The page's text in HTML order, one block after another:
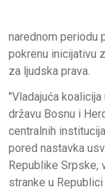
narednom periodu
pokrenu inicijativu
za ljudska prava.
"Vladajuća
državu Bosnu i
centralnih
pored nastavka
Republike Srpske,
stranke u